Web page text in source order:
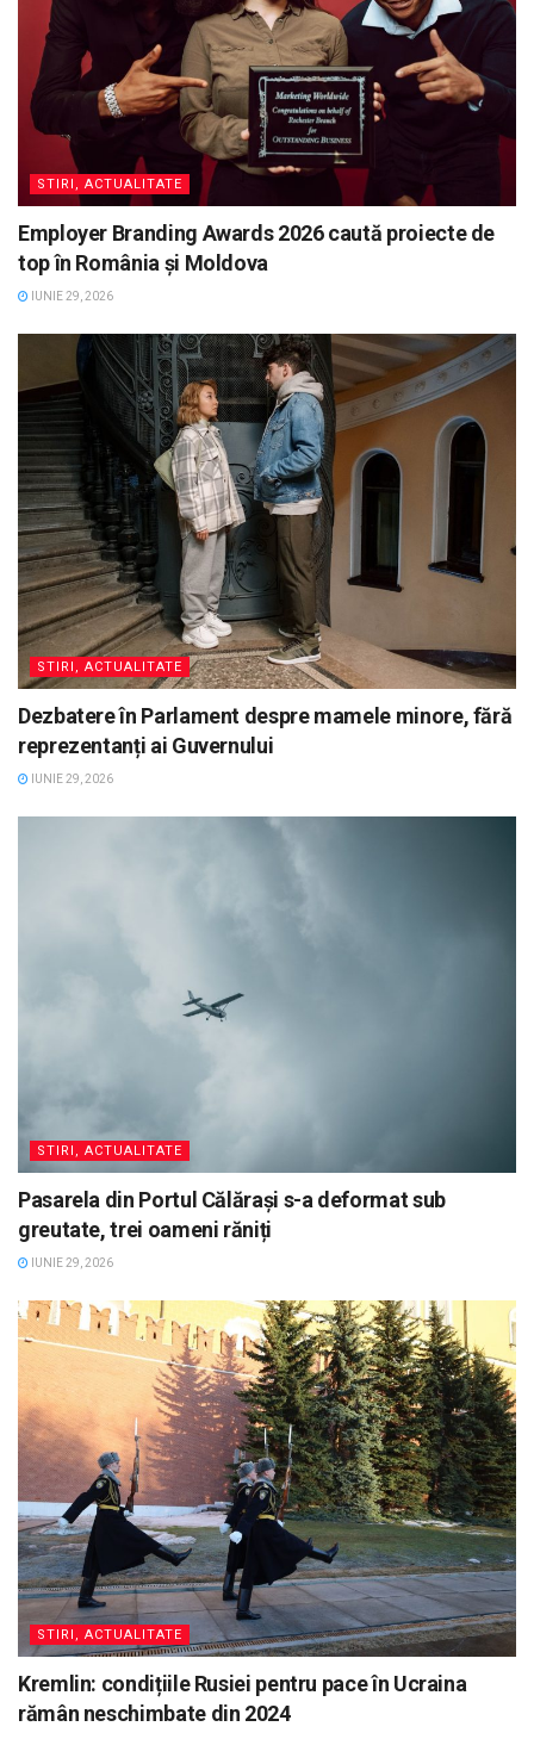
STIRI, ACTUALITATE
Employer Branding Awards 2026 caută proiecte de
top în România și Moldova
IUNIE 29, 2026
STIRI, ACTUALITATE
Dezbatere în Parlament despre mamele minore, fără
reprezentanți ai Guvernului
IUNIE 29, 2026
STIRI, ACTUALITATE
Pasarela din Portul Călărași s-a deformat sub
greutate, trei oameni răniți
IUNIE 29, 2026
STIRI, ACTUALITATE
Kremlin: condițiile Rusiei pentru pace în Ucraina
rămân neschimbate din 2024